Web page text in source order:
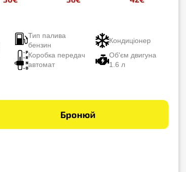
Тип палива
бензин
Кондиціонер
Коробка передач
автомат
Об'єм двигуна
1.6 л
Бронюй